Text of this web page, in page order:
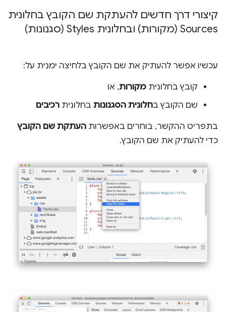
קיצורי דרך חדשים להעתקת שם הקובץ בחלונית
Sources (מקורות) ובחלונית Styles (סגנונות)
עכשיו אפשר להעתיק את שם הקובץ בלחיצה ימנית על:
קובץ בחלונית מקורות, או
שם הקובץ בחלונית הסגנונות בחלונית רכיבים
בתפריט ההקשר, בוחרים באפשרות העתקת שם הקובץ
כדי להעתיק את שם הקובץ.